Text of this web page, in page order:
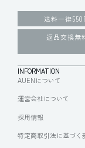
送料一律550
返品交換無
INFORMATION
AUENについて
運営会社について
採用情報
特定商取引法に基づく